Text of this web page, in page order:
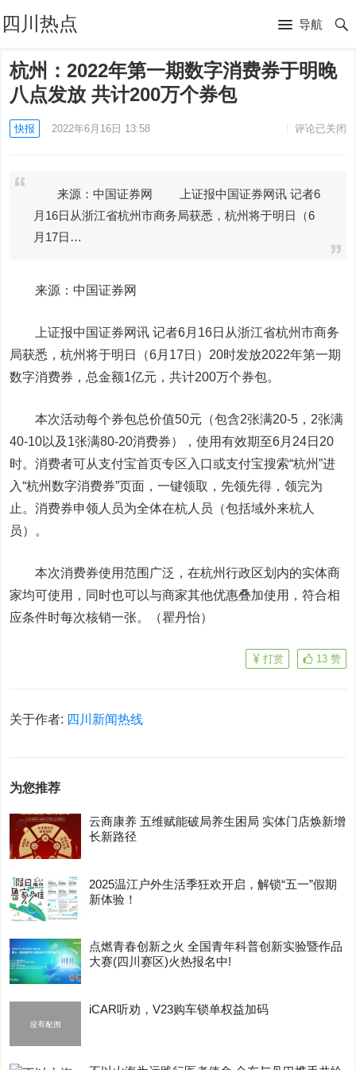
四川热点 导航
杭州：2022年第一期数字消费券于明晚
八点发放 共计200万个券包
快报 2022年6月16日 13:58 评论已关闭
来源：中国证券网 上证报中国证券网讯 记者6
月16日从浙江省杭州市商务局获悉，杭州将于明日（6
月17日…
来源：中国证券网
上证报中国证券网讯 记者6月16日从浙江省杭州市商务
局获悉，杭州将于明日（6月17日）20时发放2022年第一期
数字消费券，总金额1亿元，共计200万个券包。
本次活动每个券包总价值50元（包含2张满20-5，2张满
40-10以及1张满80-20消费券），使用有效期至6月24日20
时。消费者可从支付宝首页专区入口或支付宝搜索“杭州”进
入“杭州数字消费券”页面，一键领取，先领先得，领完为
止。消费券申领人员为全体在杭人员（包括域外来杭人
员）。
本次消费券使用范围广泛，在杭州行政区划内的实体商
家均可使用，同时也可以与商家其他优惠叠加使用，符合相
应条件时每次核销一张。（瞿丹怡）
13 赞
打赏
关于作者: 四川新闻热线
为您推荐
云商康养 五维赋能破局养生困局 实体门店焕新增
长新路径
2025温江户外生活季狂欢开启，解锁“五一”假期
新体验！
点燃青春创新之火 全国青年科普创新实验暨作品
大赛(四川赛区)火热报名中!
iCAR听劝，V23购车锁单权益加码